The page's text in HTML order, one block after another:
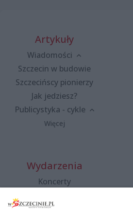
Artykuły
Wiadomości
Szczecin w budowie
Szczecińscy pionierzy
Jak jedziesz?
Publicystyka - cykle
Więcej
Wydarzenia
Koncerty
Spacery i oprowadzania